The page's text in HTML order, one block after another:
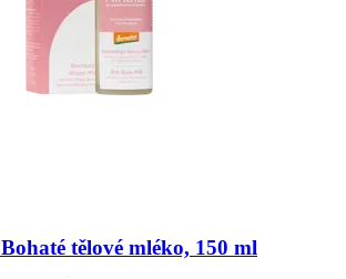
Bohaté tělové mléko, 150 ml